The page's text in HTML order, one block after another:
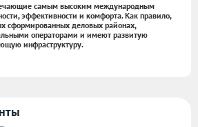
самым высоким международным
эффективности и комфорта. Как правило,
сформированных деловых районах,
операторами и имеют развитую
инфраструктуру.